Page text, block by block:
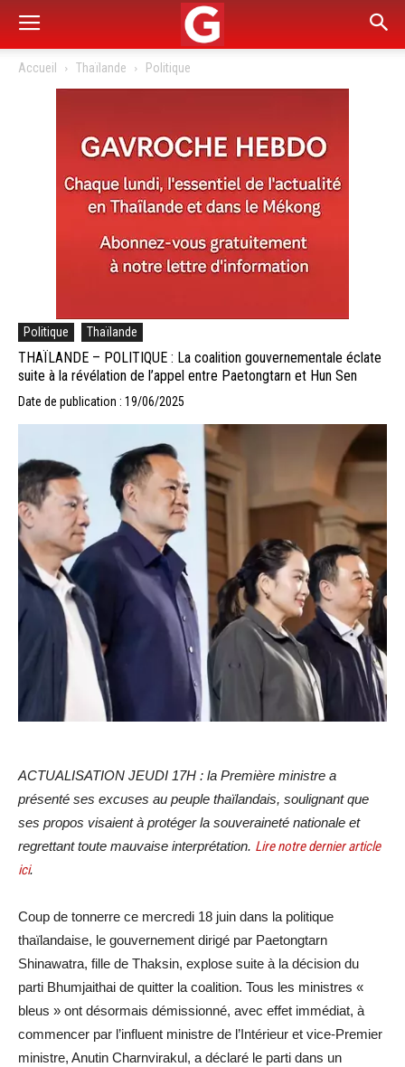
Accueil Thaïlande Politique
Politique Thaïlande
THAÏLANDE – POLITIQUE : La coalition gouvernementale éclate
suite à la révélation de l’appel entre Paetongtarn et Hun Sen
Date de publication : 19/06/2025
ACTUALISATION JEUDI 17H : la Première ministre a
présenté ses excuses au peuple thaïlandais, soulignant que
ses propos visaient à protéger la souveraineté nationale et
regrettant toute mauvaise interprétation. Lire notre dernier article
ici.
Coup de tonnerre ce mercredi 18 juin dans la politique
thaïlandaise, le gouvernement dirigé par Paetongtarn
Shinawatra, fille de Thaksin, explose suite à la décision du
parti Bhumjaithai de quitter la coalition. Tous les ministres «
bleus » ont désormais démissionné, avec effet immédiat, à
commencer par l’influent ministre de l’Intérieur et vice-Premier
ministre, Anutin Charnvirakul, a déclaré le parti dans un